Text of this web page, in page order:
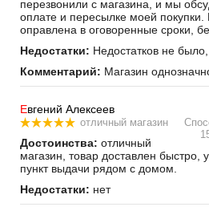
перезвонили с магазина, и мы
оплате и пересылке моей
оправлена в оговоренные сроки,
Недостатки: Недостатков не
Комментарий: Магазин
Евгений Алексеев
отличный магазин
Достоинства: отличный
магазин, товар доставлен быстро,
пункт выдачи рядом с домом.
Недостатки: нет